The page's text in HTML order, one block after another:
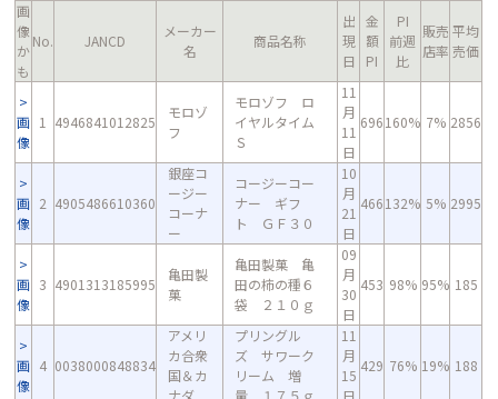
画
像
か
も
No. JANCD
メーカー
名
商品名称
出
現
日
金
額
PI
PI
前週
比
販売
店率
平均
売価
画
像
1 4946841012825
モロゾ
フ
モロゾフ ロ
イヤルタイム
Ｓ
11
月
11
日
696160% 7% 2856
画
像
2 4905486610360
銀座コ
ージー
コーナ
ー
コージーコー
ナー ギフ
ト ＧＦ３０
10
月
21
日
466132% 5% 2995
画
像
3 4901313185995
亀田製
菓
亀田製菓 亀
田の柿の種６
袋 ２１０ｇ
09
月
30
日
453 98% 95% 185
画
像
4 0038000848834
アメリ
カ合衆
国＆カ
ナダ
プリングル
ズ サワーク
リーム 増
量 １７５ｇ
11
月
15
日
429 76% 19% 188